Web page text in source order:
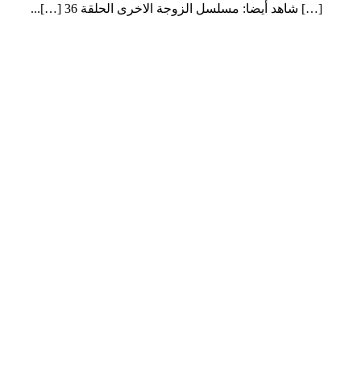
[…] شاهد أيضا: مسلسل الزوجة الاخرى الحلقة 36 […]...